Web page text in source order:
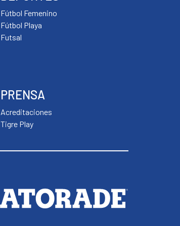
Fútbol Femenino
Fútbol Playa
Futsal
PRENSA
Acreditaciones
Tigre Play